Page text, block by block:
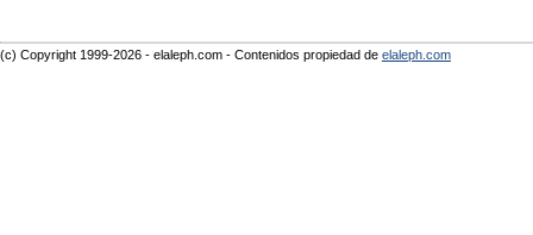
(c) Copyright 1999-2026 - elaleph.com - Contenidos propiedad de elaleph.com